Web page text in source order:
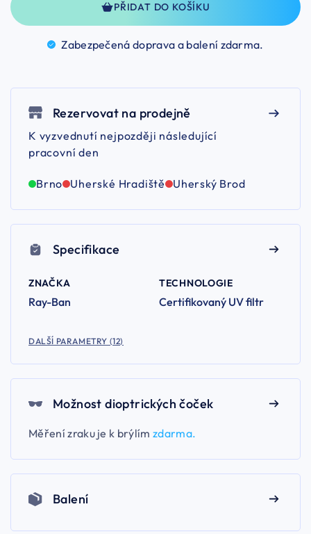
PŘIDAT DO KOŠÍKU
Zabezpečená doprava a balení zdarma.
Rezervovat na prodejně
K vyzvednutí nejpozději následující
pracovní den
Brno Uherské Hradiště Uherský Brod
Specifikace
ZNAČKA
Ray-Ban
TECHNOLOGIE
Certifikovaný UV filtr
DALŠÍ PARAMETRY (12)
Možnost dioptrických čoček
Měření zraku je k brýlím zdarma.
Balení